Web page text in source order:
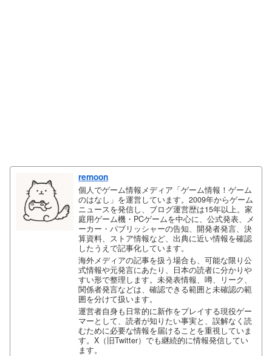
remoon
個人でゲーム情報メディア「ゲーム情報！ゲーム
のはなし」を運営しています。2009年からゲーム
ニュースを発信し、ブログ運営歴は15年以上。家
庭用ゲーム機・PCゲームを中心に、公式発表、メ
ーカー・パブリッシャーの告知、開発者発言、決
算資料、ストア情報など、出典に近い情報を確認
したうえで記事化しています。
海外メディアの記事を扱う場合も、可能な限り公
式情報や元発言にあたり、日本の読者に分かりや
すい形で整理します。未発表情報、噂、リーク、
関係者発言などは、確認できる範囲と未確認の範
囲を分けて扱います。
運営者自身も日常的に新作をプレイする現役ゲー
マーとして、読者が知りたい事実と、誤解なく読
むために必要な情報を届けることを重視していま
す。X（旧Twitter）でも継続的に情報発信してい
ます。